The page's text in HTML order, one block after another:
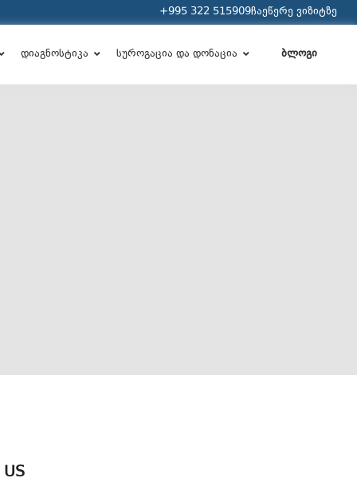
+995 322 515909ჩაეწერე ვიზიტზე
დიაგნოსტიკა სუროგაცია და დონაცია ბლოგი